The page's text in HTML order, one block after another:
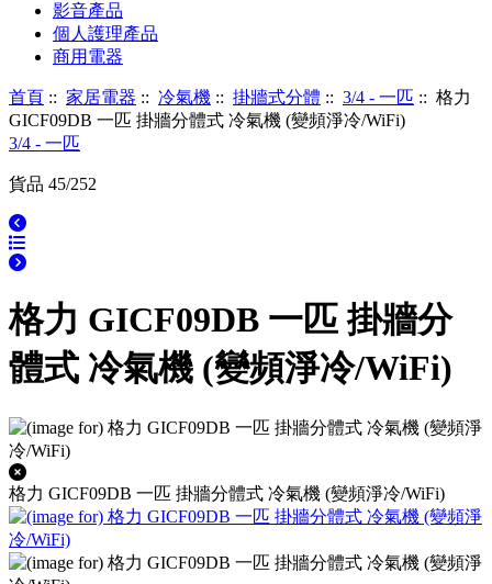
影音產品
個人護理產品
商用電器
首頁 :: 家居電器 :: 冷氣機 :: 掛牆式分體 :: 3/4 - 一匹 :: 格力
GICF09DB 一匹 掛牆分體式 冷氣機 (變頻淨冷/WiFi)
3/4 - 一匹
貨品 45/252
格力 GICF09DB 一匹 掛牆分
體式 冷氣機 (變頻淨冷/WiFi)
格力 GICF09DB 一匹 掛牆分體式 冷氣機 (變頻淨冷/WiFi)